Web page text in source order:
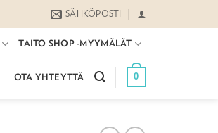
SÄHKÖPOSTI
TAITO SHOP -MYYMÄLÄT
OTA YHTEYTTÄ 0